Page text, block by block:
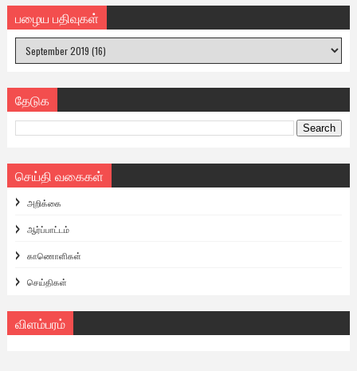
பழைய பதிவுகள்
தேடுக
செய்தி வகைகள்
அறிக்கை
ஆர்ப்பாட்டம்
காணொளிகள்
செய்திகள்
விளம்பரம்